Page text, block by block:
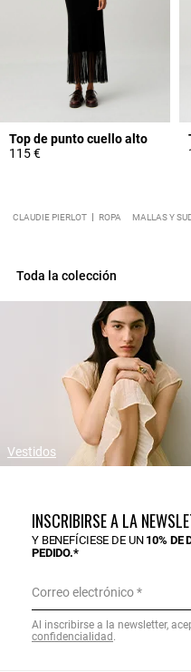
Top de punto cuello alto
115 €
CLAUDIE PIERLOT ROPA MALLAS Y
Toda la colección
Vestidos
INSCRIBIRSE A LA
Y BENEFÍCIESE DE UN 10% DE
PEDIDO.*
Correo electrónico
Al inscribirse a la newsletter,
confidencialidad .